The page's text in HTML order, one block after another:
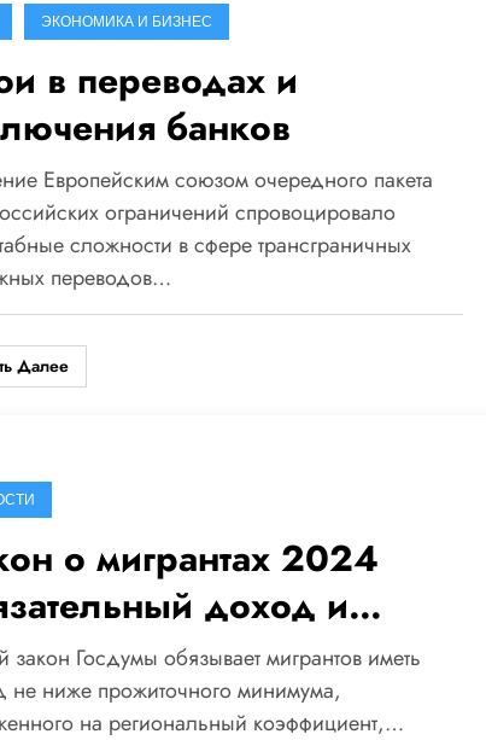
ЭКОНОМИКА И БИЗНЕС
в переводах и
банков
Европейским союзом очередного пакета
ограничений спровоцировало
сложности в сфере трансграничных
переводов…
Далее
о мигрантах 2024
доход и
НДФЛ
закон Госдумы обязывает мигрантов иметь
не ниже прожиточного минимума,
на региональный коэффициент,…